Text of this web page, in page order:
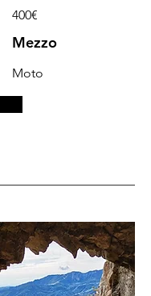
400€
Mezzo
Moto